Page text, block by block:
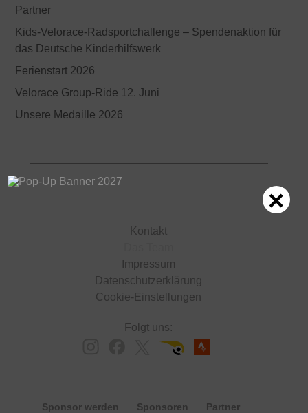
Partner
Kids-Velorace-Radsportchallenge – Spendenaktion für
das Deutsche Kinderhilfswerk
Ferienstart 2026
Velorace Group-Ride 12. Juni
Unsere Medaille 2026
Kontakt
Impressum
Datenschutzerklärung
Cookie-Einstellungen
Folgt uns:
Sponsor werden Sponsoren Partner
×